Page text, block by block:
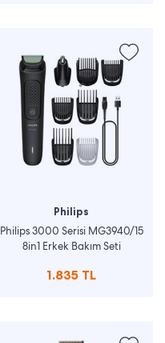
Philips
Philips 3000 Serisi MG3940/15
8in1 Erkek Bakım Seti
1.835 TL